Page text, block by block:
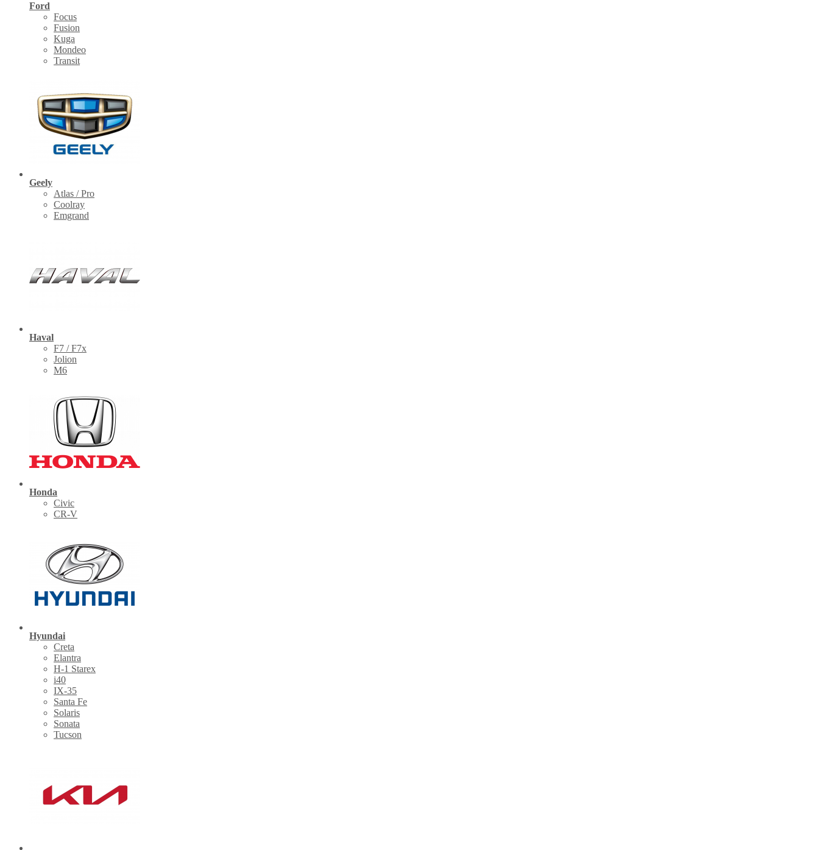
Ford
Focus
Fusion
Kuga
Mondeo
Transit
Geely
Atlas / Pro
Coolray
Emgrand
Haval
F7 / F7x
Jolion
M6
Honda
Civic
CR-V
Hyundai
Creta
Elantra
H-1 Starex
i40
IX-35
Santa Fe
Solaris
Sonata
Tucson